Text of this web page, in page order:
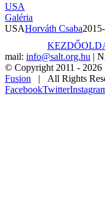
USA
Galéria
USAHorváth Csaba
mail: info@salt.org.hu |
© Copyright 2011 -
Fusion | All Rights
FacebookTwitter